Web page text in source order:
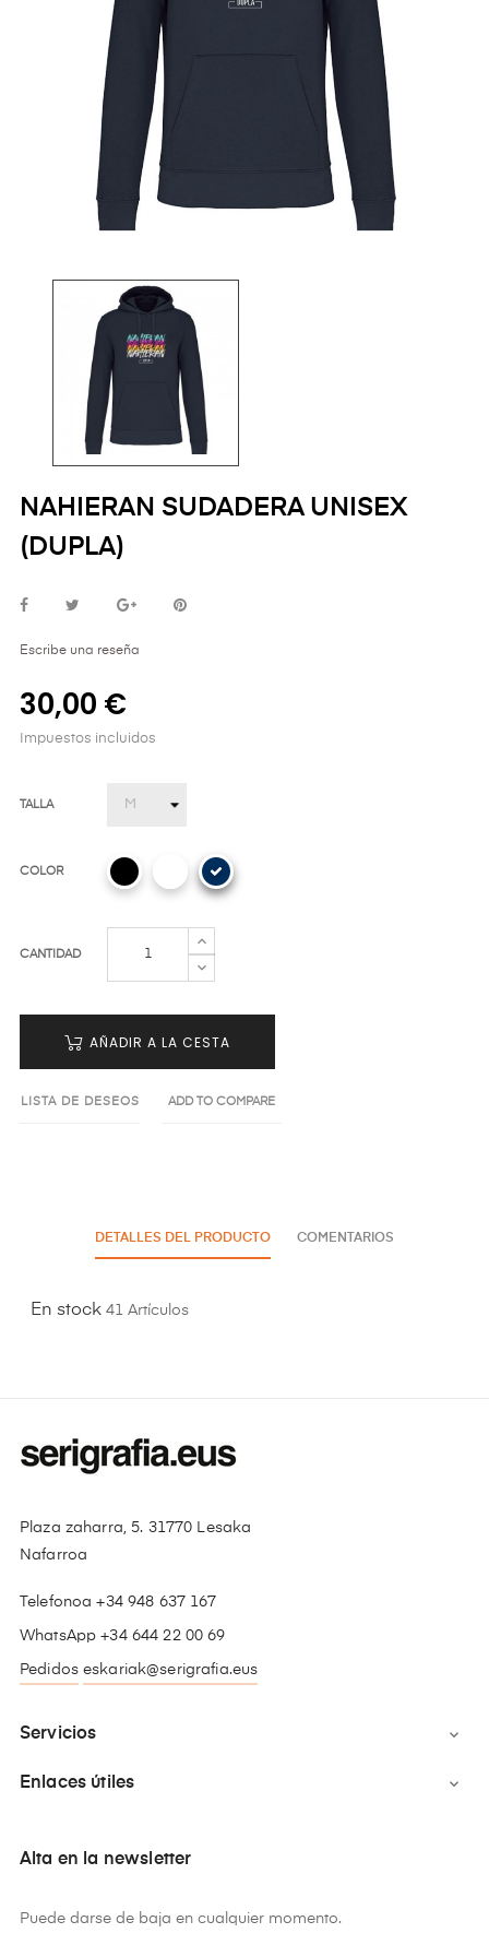
NAHIERAN SUDADERA UNISEX
(DUPLA)
Escribe una reseña
30,00 €
Impuestos incluidos
TALLA
COLOR
CANTIDAD
AÑADIR A LA CESTA
LISTA DE DESEOS ADD TO COMPARE
DETALLES DEL PRODUCTO COMENTARIOS
En stock 41 Artículos
Plaza zaharra, 5. 31770 Lesaka
Nafarroa
Telefonoa +34 948 637 167
WhatsApp +34 644 22 00 69
Pedidos eskariak@serigrafia.eus
Servicios 
Enlaces útiles 
Alta en la newsletter
Puede darse de baja en cualquier momento.